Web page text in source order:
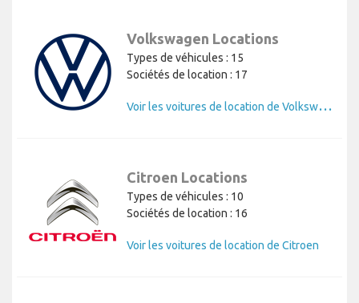
Volkswagen Locations
Types de véhicules : 15
Sociétés de location : 17
V
oir les voitures de location de Volkswagen
Citroen Locations
Types de véhicules : 10
Sociétés de location : 16
Voir les voitures de location de Citroen